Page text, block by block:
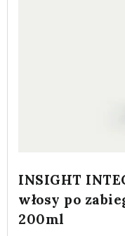
INSIGHT
włosy po
200ml